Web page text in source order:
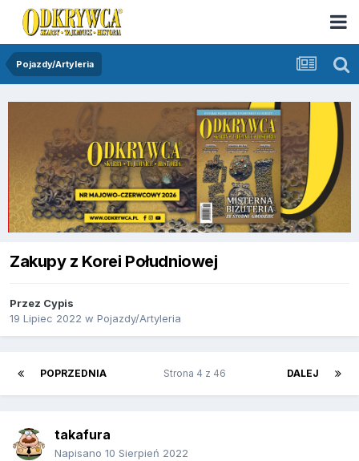
Pojazdy/Artyleria
Zakupy z Korei Południowej
Przez Cypis
19 Lipiec 2022 w Pojazdy/Artyleria
POPRZEDNIA DALEJ
Strona 4 z 46
takafura
Napisano 10 Sierpień 2022